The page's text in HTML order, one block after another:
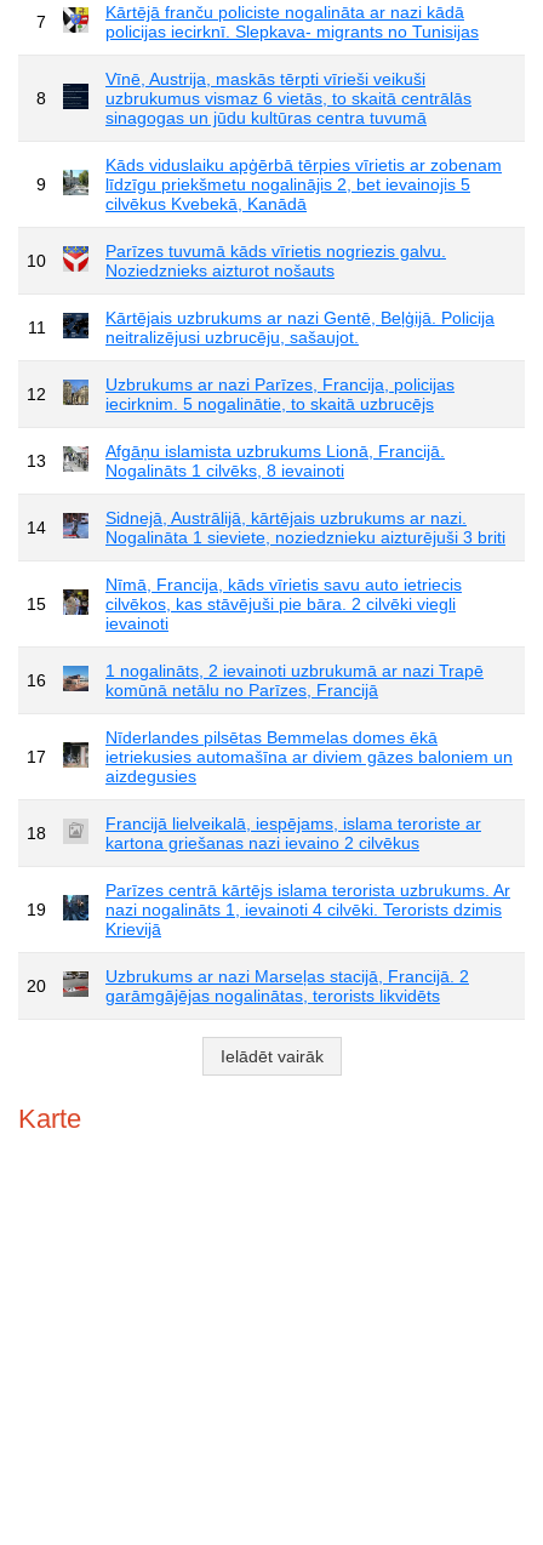
7
Kārtējā franču policiste nogalināta ar nazi kādā
policijas iecirknī. Slepkava- migrants no Tunisijas
8
Vīnē, Austrija, maskās tērpti vīrieši veikuši
uzbrukumus vismaz 6 vietās, to skaitā centrālās
sinagogas un jūdu kultūras centra tuvumā
9
Kāds viduslaiku apģērbā tērpies vīrietis ar zobenam
līdzīgu priekšmetu nogalinājis 2, bet ievainojis 5
cilvēkus Kvebekā, Kanādā
10
Parīzes tuvumā kāds vīrietis nogriezis galvu.
Noziedznieks aizturot nošauts
11
Kārtējais uzbrukums ar nazi Gentē, Beļģijā. Policija
neitralizējusi uzbrucēju, sašaujot.
12
Uzbrukums ar nazi Parīzes, Francija, policijas
iecirknim. 5 nogalinātie, to skaitā uzbrucējs
13
Afgāņu islamista uzbrukums Lionā, Francijā.
Nogalināts 1 cilvēks, 8 ievainoti
14
Sidnejā, Austrālijā, kārtējais uzbrukums ar nazi.
Nogalināta 1 sieviete, noziedznieku aizturējuši 3 briti
15
Nīmā, Francija, kāds vīrietis savu auto ietriecis
cilvēkos, kas stāvējuši pie bāra. 2 cilvēki viegli
ievainoti
16
1 nogalināts, 2 ievainoti uzbrukumā ar nazi Trapē
komūnā netālu no Parīzes, Francijā
17
Nīderlandes pilsētas Bemmelas domes ēkā
ietriekusies automašīna ar diviem gāzes baloniem un
aizdegusies
18
Francijā lielveikalā, iespējams, islama teroriste ar
kartona griešanas nazi ievaino 2 cilvēkus
19
Parīzes centrā kārtējs islama terorista uzbrukums. Ar
nazi nogalināts 1, ievainoti 4 cilvēki. Terorists dzimis
Krievijā
20
Uzbrukums ar nazi Marseļas stacijā, Francijā. 2
garāmgājējas nogalinātas, terorists likvidēts
Ielādēt vairāk
Karte